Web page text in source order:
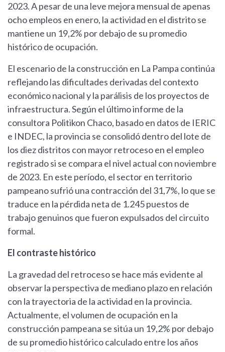
2023. A pesar de una leve mejora mensual de apenas
ocho empleos en enero, la actividad en el distrito se
mantiene un 19,2% por debajo de su promedio
histórico de ocupación.
El escenario de la construcción en La Pampa continúa
reflejando las dificultades derivadas del contexto
económico nacional y la parálisis de los proyectos de
infraestructura. Según el último informe de la
consultora Politikon Chaco, basado en datos de IERIC
e INDEC, la provincia se consolidó dentro del lote de
los diez distritos con mayor retroceso en el empleo
registrado si se compara el nivel actual con noviembre
de 2023. En este período, el sector en territorio
pampeano sufrió una contracción del 31,7%, lo que se
traduce en la pérdida neta de 1.245 puestos de
trabajo genuinos que fueron expulsados del circuito
formal.
El contraste histórico
La gravedad del retroceso se hace más evidente al
observar la perspectiva de mediano plazo en relación
con la trayectoria de la actividad en la provincia.
Actualmente, el volumen de ocupación en la
construcción pampeana se sitúa un 19,2% por debajo
de su promedio histórico calculado entre los años